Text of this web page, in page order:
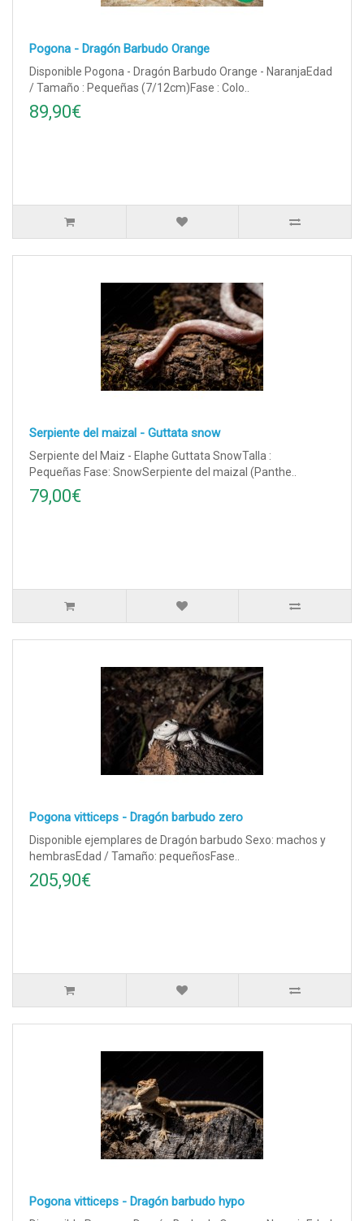
Pogona - Dragón Barbudo Orange
Disponible Pogona - Dragón Barbudo Orange - NaranjaEdad
/ Tamaño : Pequeñas (7/12cm)Fase : Colo..
89,90€
Serpiente del maizal - Guttata snow
Serpiente del Maiz - Elaphe Guttata SnowTalla :
Pequeñas Fase: SnowSerpiente del maizal (Panthe..
79,00€
Pogona vitticeps - Dragón barbudo zero
Disponible ejemplares de Dragón barbudo Sexo: machos y
hembrasEdad / Tamaño: pequeñosFase..
205,90€
Pogona vitticeps - Dragón barbudo hypo